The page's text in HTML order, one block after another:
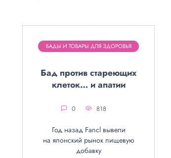
БАДЫ И ТОВАРЫ ДЛЯ ЗДОРОВЬЯ
Бад против стареющих
клеток… и апатии
0 818
Год назад Fancl вывели
на японский рынок пищевую
добавку